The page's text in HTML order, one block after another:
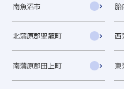
南魚沼市 胎
北蒲原郡聖籠町 西
南蒲原郡田上町 東